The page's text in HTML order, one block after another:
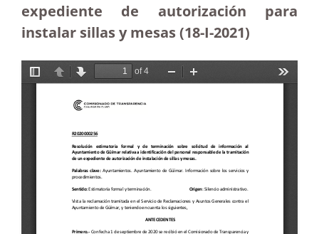
expediente de autorización para
instalar sillas y mesas (18-I-2021)